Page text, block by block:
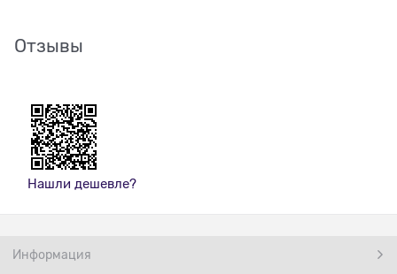
Отзывы
Нашли дешевле?
Информация